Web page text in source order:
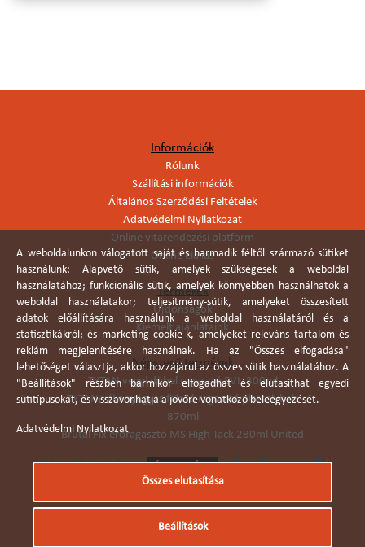
Információk
Rólunk
Szállítási információk
Általános Szerződési Feltételek
Adatvédelmi Nyilatkozat
Online vitarendezési platform
Online elállás
Termékek
Újdonságok
Kiemelt ajánlataink
Népszerű termékek
TYTAN vegyi dübel ragasztó EVI. 300ml
TYTAN vékonyágyas falazó ragasztó pisztolyhab
870ml
Brutál Fix erőragasztó MS High Tack 280ml United
A weboldalunkon válogatott saját és harmadik féltől származó sütiket
használunk: Alapvető sütik, amelyek szükségesek a weboldal
használatához; funkcionális sütik, amelyek könnyebben használhatók a
weboldal használatakor; teljesítmény-sütik, amelyeket összesített
adatok előállítására használunk a weboldal használatáról és a
statisztikákról; és marketing cookie-k, amelyeket releváns tartalom és
reklám megjelenítésére használnak. Ha az "Összes elfogadása"
lehetőséget választja, akkor hozzájárul az összes sütik használatához. A
"Beállítások" részben bármikor elfogadhat és elutasíthat egyedi
sütitípusokat, és visszavonhatja a jövőre vonatkozó beleegyezését.
Adatvédelmi Nyilatkozat
Összes elutasítása
Beállítások